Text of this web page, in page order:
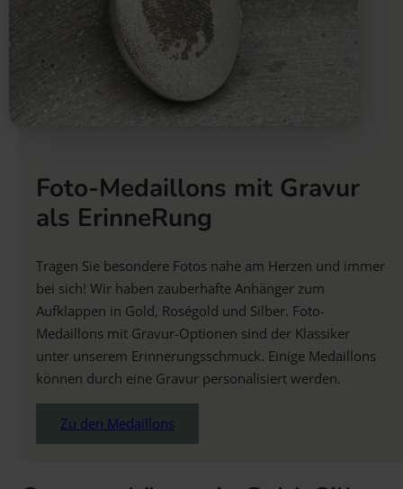
Foto-Medaillons mit Gravur
als ErinneRung
Tragen Sie besondere Fotos nahe am Herzen und immer
bei sich! Wir haben zauberhafte Anhänger zum
Aufklappen in Gold, Roségold und Silber. Foto-
Medaillons mit Gravur-Optionen sind der Klassiker
unter unserem Erinnerungsschmuck. Einige Medaillons
können durch eine Gravur personalisiert werden.
Zu den Medaillons